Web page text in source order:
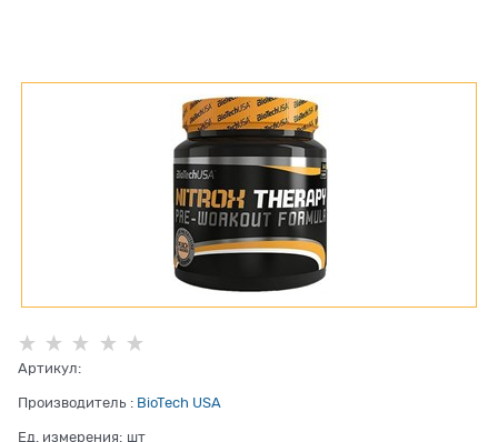
Артикул:
Производитель : BioTech USA
Ед. измерения: шт